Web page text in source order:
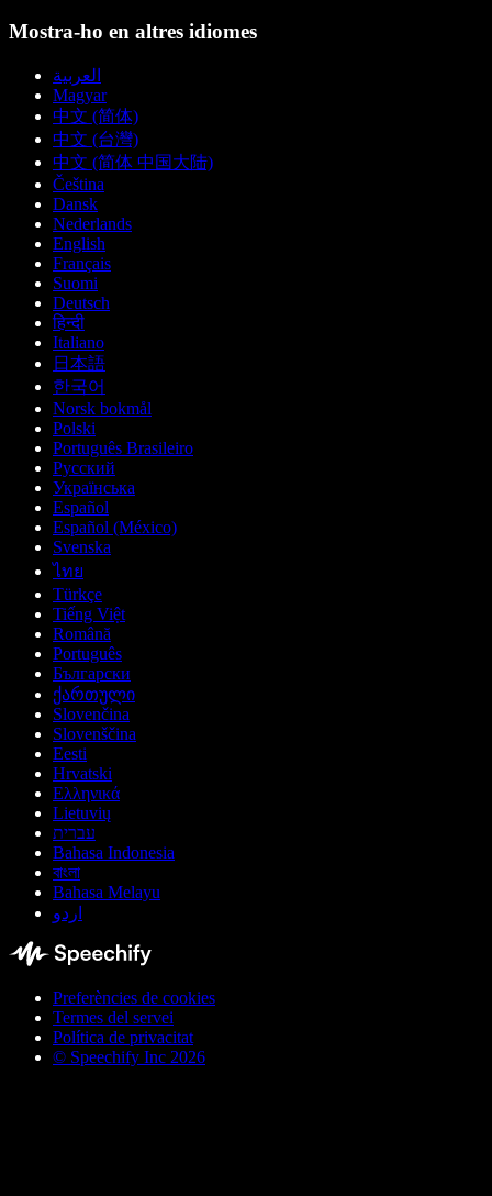
Mostra-ho en altres idiomes
العربية
Magyar
中文 (简体)
中文 (台灣)
中文 (简体 中国大陆)
Čeština
Dansk
Nederlands
English
Français
Suomi
Deutsch
हिन्दी
Italiano
日本語
한국어
Norsk bokmål
Polski
Português Brasileiro
Русский
Українська
Español
Español (México)
Svenska
ไทย
Türkçe
Tiếng Việt
Română
Português
Български
ქართული
Slovenčina
Slovenščina
Eesti
Hrvatski
Ελληνικά
Lietuvių
עברית
Bahasa Indonesia
বাংলা
Bahasa Melayu
اردو
Preferències de cookies
Termes del servei
Política de privacitat
© Speechify Inc 2026